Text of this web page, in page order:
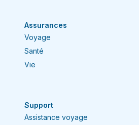
Assurances
Voyage
Santé
Vie
Support
Assistance voyage